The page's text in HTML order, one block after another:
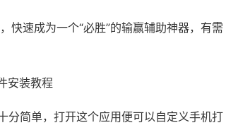
快速成为一个“必胜”的输赢辅助神器，有需
安装教程
分简单，打开这个应用便可以自定义手机打